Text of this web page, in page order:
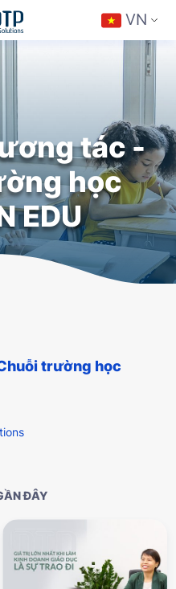
VN
tác -
học
EDU
trường học
ĐÂY